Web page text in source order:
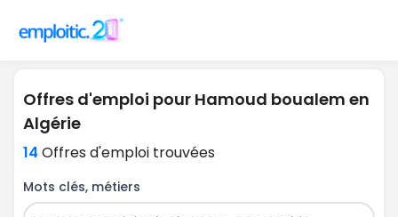
Offres d'emploi pour Hamoud boualem en
Algérie
14 Offres d'emploi trouvées
Mots clés, métiers